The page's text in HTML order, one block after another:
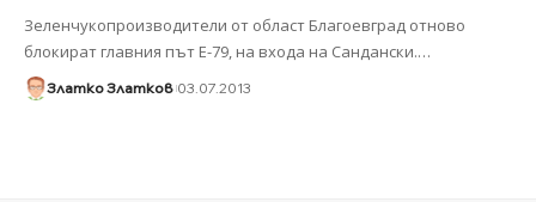
Зеленчукопроизводители от област Благоевград отново
блокират главния път Е-79, на входа на Сандански.…
Златко Златков 03.07.2013